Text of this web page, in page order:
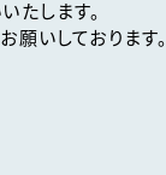
たします。
いしております。